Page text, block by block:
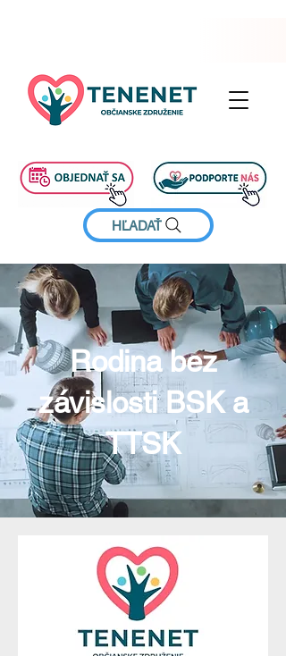
HĽADAŤ
Rodina bez
závislosti BSK a
TTSK